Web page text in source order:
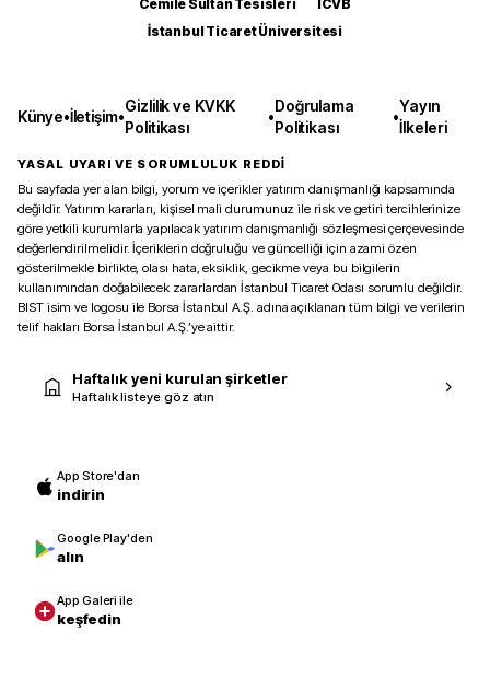
Cemile Sultan Tesisleri
ICVB
İstanbul Ticaret Üniversitesi
Künye•İletişim•
Gizlilik ve KVKK
Politikası
•
Doğrulama
Politikası
•
Yayın
İlkeleri
YASAL UYARI VE SORUMLULUK REDDİ
Bu sayfada yer alan bilgi, yorum ve içerikler yatırım danışmanlığı kapsamında
değildir. Yatırım kararları, kişisel mali durumunuz ile risk ve getiri tercihlerinize
göre yetkili kurumlarla yapılacak yatırım danışmanlığı sözleşmesi çerçevesinde
değerlendirilmelidir. İçeriklerin doğruluğu ve güncelliği için azami özen
gösterilmekle birlikte, olası hata, eksiklik, gecikme veya bu bilgilerin
kullanımından doğabilecek zararlardan İstanbul Ticaret Odası sorumlu değildir.
BIST isim ve logosu ile Borsa İstanbul A.Ş. adına açıklanan tüm bilgi ve verilerin
telif hakları Borsa İstanbul A.Ş.’ye aittir.
Haftalık yeni kurulan şirketler
Haftalık listeye göz atın
App Store'dan
indirin
Google Play'den
alın
App Galeri ile
keşfedin